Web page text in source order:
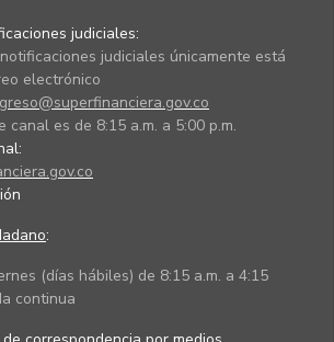
judiciales:
judiciales únicamente está
electrónico
canal es de 8:15 a.m. a 5:00 p.m.
:
(días hábiles) de 8:15 a.m. a 4:15
continua